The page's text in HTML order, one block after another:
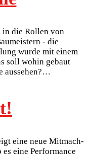
in die Rollen von
- die
wurde mit einem
soll wohin gebaut
aussehen?…
eine neue Mitmach-
eine Performance